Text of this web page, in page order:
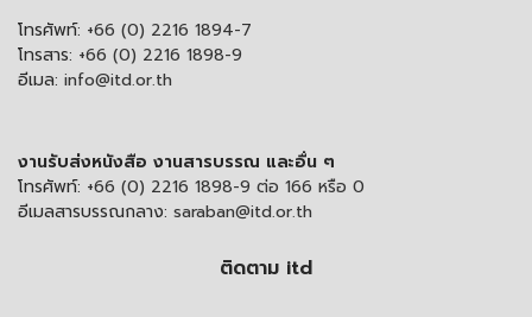
โทรศัพท์: +66 (0) 2216 1894-7
โทรสาร: +66 (0) 2216 1898-9
อีเมล: info@itd.or.th
งานรับส่งหนังสือ งานสารบรรณ และอื่น ๆ
โทรศัพท์: +66 (0) 2216 1898-9 ต่อ 166 หรือ 0
อีเมลสารบรรณกลาง: saraban@itd.or.th
ติดตาม itd